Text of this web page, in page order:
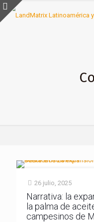
26 julio, 2025
Narrativa: la
la palma de
campesinos de